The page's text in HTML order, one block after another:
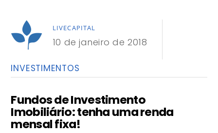
LIVECAPITAL
10 de janeiro de 2018
INVESTIMENTOS
Fundos de Investimento
Imobiliário: tenha uma renda
mensal fixa!